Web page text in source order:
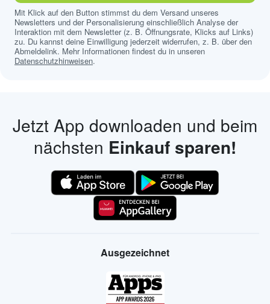
Mit Klick auf den Button stimmst du dem Versand unseres
Newsletters und der Personalisierung einschließlich Analyse der
Interaktion mit dem Newsletter (z. B. Öffnungsrate, Klicks auf Links)
zu. Du kannst deine Einwilligung jederzeit widerrufen, z. B. über den
Abmeldelink. Mehr Informationen findest du in unseren
Datenschutzhinweisen.
Jetzt App downloaden und beim
nächsten Einkauf sparen!
Ausgezeichnet